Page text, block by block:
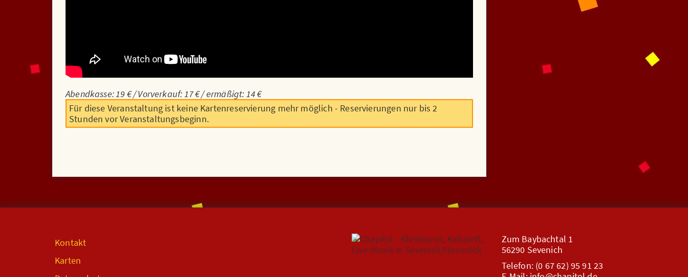
Abendkasse: 19 € / Vorverkauf: 17 € / ermäßigt: 14 €
Für diese Veranstaltung ist keine Kartenreservierung mehr möglich - Reservierungen nur bis 2
Stunden vor Veranstaltungsbeginn.
Kontakt
Karten
Zum Baybachtal 1
56290 Sevenich
Telefon: (0 67 62) 95 91 23